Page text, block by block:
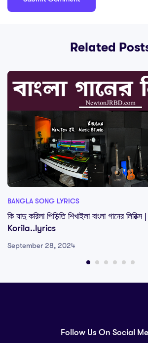
Related
BANGLA SONG LYRICS
কি যাদু করিলা পিড়িতি শিখাইলা বাংলা গানের
Korila..lyrics
September 28, 2024
Follow Us On Social